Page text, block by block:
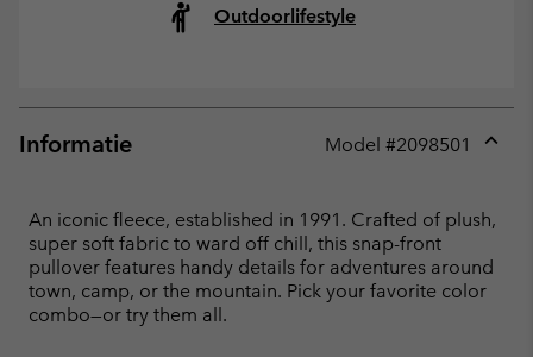
Outdoorlifestyle
Informatie Model #2098501
An iconic fleece, established in 1991. Crafted of plush,
super soft fabric to ward off chill, this snap-front
pullover features handy details for adventures around
town, camp, or the mountain. Pick your favorite color
combo—or try them all.